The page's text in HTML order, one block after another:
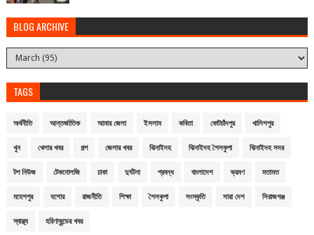
BLOG ARCHIVE
TAGS
অর্থনীতি আন্তর্জাতিক আমার জেলা ইসলাম কবিতা কোটচাঁদপুর খালিশপুর
খুন খেলার খবর গল্প জেলার খবর ঝিনাইদহ ঝিনাইদহ শৈলকুপা ঝিনাইদহ সদর
টপ নিউজ টেকনোলজি ঢাকা দুর্ঘটনা প্রবন্ধ বাংলাদেশ ভ্রমণ মতামত
মহেশপুর যশোর রাজনীতি শিক্ষা শৈলকুপা সংস্কৃতি সারা দেশ সিরাজগঞ্জ
স্বাস্থ্য হরিণাকুন্ডের খবর